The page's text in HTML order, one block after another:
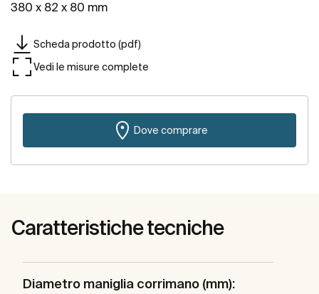
380 x 82 x 80 mm
Scheda prodotto (pdf)
Vedi le misure complete
Dove comprare
Caratteristiche tecniche
Diametro maniglia corrimano (mm):